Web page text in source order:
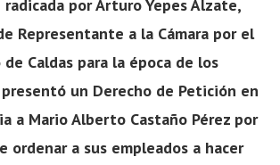
por Arturo Yepes Álzate,
Representante a la Cámara por el
Caldas para la época de los
presentó un Derecho de Petición en
a Mario Alberto Castaño Pérez por
ordenar a sus empleados a hacer